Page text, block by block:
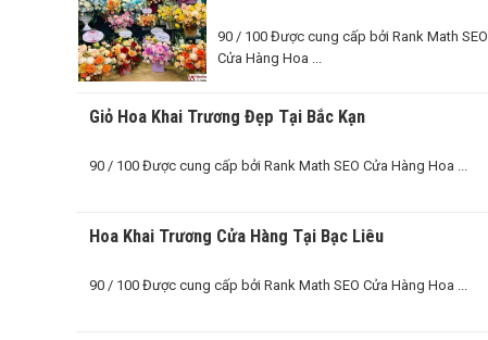
90 / 100 Được cung cấp bởi Rank Math SEO
Cửa Hàng Hoa ...
Giỏ Hoa Khai Trương Đẹp Tại Bắc Kạn
90 / 100 Được cung cấp bởi Rank Math SEO Cửa Hàng Hoa ...
Hoa Khai Trương Cửa Hàng Tại Bạc Liêu
90 / 100 Được cung cấp bởi Rank Math SEO Cửa Hàng Hoa ...